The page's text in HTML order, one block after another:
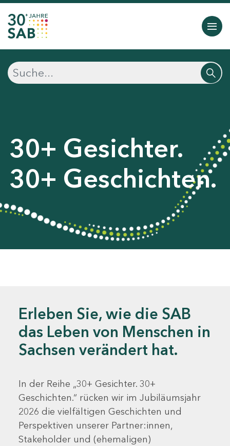
30+ Gesichter.
30+ Geschichten.
Erleben Sie, wie die SAB
das Leben von Menschen in
Sachsen verändert hat.
In der Reihe „30+ Gesichter. 30+
Geschichten.“ rücken wir im Jubiläumsjahr
2026 die vielfältigen Geschichten und
Perspektiven unserer Partner:innen,
Stakeholder und (ehemaligen)